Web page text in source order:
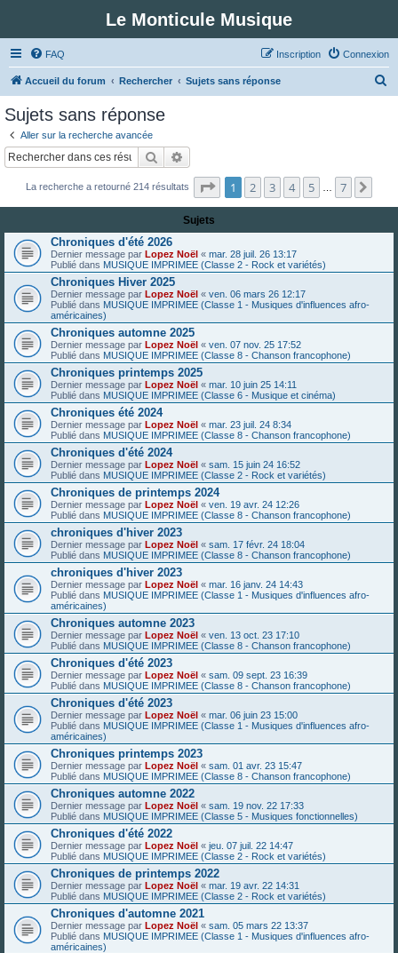
Le Monticule Musique
FAQ Connexion
Inscription
Accueil du forum Rechercher Sujets sans réponse
c
r
Sujets sans réponse
Aller sur la recherche avancée
Rechercher
La recherche a retourné 214 résultats Page sur7
1 2 3 4 5 7
Sujets
Chroniques d'été 2026
Dernier message par Lopez Noël « mar. 28 juil. 26 13:17
Publié dans MUSIQUE IMPRIMEE (Classe 2 - Rock et variétés)
Chroniques Hiver 2025
Dernier message par Lopez Noël « ven. 06 mars 26 12:17
Publié dans MUSIQUE IMPRIMEE (Classe 1 - Musiques d'influences afro-
américaines)
Chroniques automne 2025
Dernier message par Lopez Noël « ven. 07 nov. 25 17:52
Publié dans MUSIQUE IMPRIMEE (Classe 8 - Chanson francophone)
Chroniques printemps 2025
Dernier message par Lopez Noël « mar. 10 juin 25 14:11
Publié dans MUSIQUE IMPRIMEE (Classe 6 - Musique et cinéma)
Chroniques été 2024
Dernier message par Lopez Noël « mar. 23 juil. 24 8:34
Publié dans MUSIQUE IMPRIMEE (Classe 8 - Chanson francophone)
Chroniques d'été 2024
Dernier message par Lopez Noël « sam. 15 juin 24 16:52
Publié dans MUSIQUE IMPRIMEE (Classe 2 - Rock et variétés)
Chroniques de printemps 2024
Dernier message par Lopez Noël « ven. 19 avr. 24 12:26
Publié dans MUSIQUE IMPRIMEE (Classe 8 - Chanson francophone)
chroniques d'hiver 2023
Dernier message par Lopez Noël « sam. 17 févr. 24 18:04
Publié dans MUSIQUE IMPRIMEE (Classe 8 - Chanson francophone)
chroniques d'hiver 2023
Dernier message par Lopez Noël « mar. 16 janv. 24 14:43
Publié dans MUSIQUE IMPRIMEE (Classe 1 - Musiques d'influences afro-
américaines)
Chroniques automne 2023
Dernier message par Lopez Noël « ven. 13 oct. 23 17:10
Publié dans MUSIQUE IMPRIMEE (Classe 8 - Chanson francophone)
Chroniques d'été 2023
Dernier message par Lopez Noël « sam. 09 sept. 23 16:39
Publié dans MUSIQUE IMPRIMEE (Classe 8 - Chanson francophone)
Chroniques d'été 2023
Dernier message par Lopez Noël « mar. 06 juin 23 15:00
Publié dans MUSIQUE IMPRIMEE (Classe 1 - Musiques d'influences afro-
américaines)
Chroniques printemps 2023
Dernier message par Lopez Noël « sam. 01 avr. 23 15:47
Publié dans MUSIQUE IMPRIMEE (Classe 8 - Chanson francophone)
Chroniques automne 2022
Dernier message par Lopez Noël « sam. 19 nov. 22 17:33
Publié dans MUSIQUE IMPRIMEE (Classe 5 - Musiques fonctionnelles)
Chroniques d'été 2022
Dernier message par Lopez Noël « jeu. 07 juil. 22 14:47
Publié dans MUSIQUE IMPRIMEE (Classe 2 - Rock et variétés)
Chroniques de printemps 2022
Dernier message par Lopez Noël « mar. 19 avr. 22 14:31
Publié dans MUSIQUE IMPRIMEE (Classe 2 - Rock et variétés)
Chroniques d'automne 2021
Dernier message par Lopez Noël « sam. 05 mars 22 13:37
Publié dans MUSIQUE IMPRIMEE (Classe 1 - Musiques d'influences afro-
américaines)